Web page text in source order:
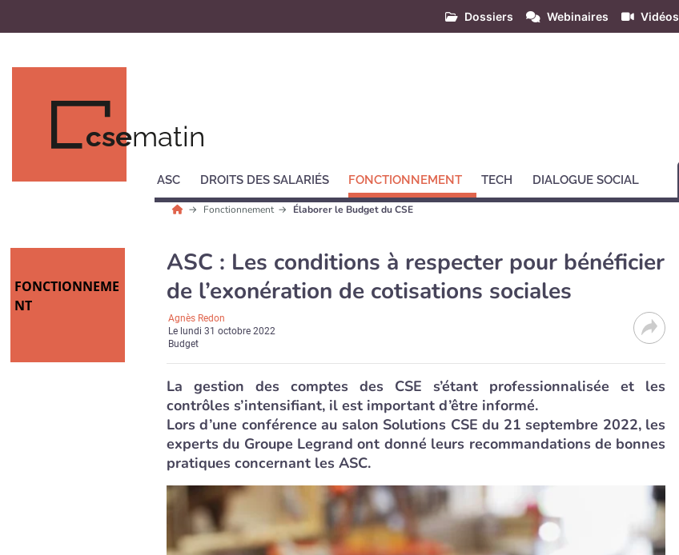
Dossiers Webinaires Vidéos
csematin
ASC DROITS DES SALARIÉS FONCTIONNEMENT TECH DIALOGUE SOCIAL
Fonctionnement Élaborer le Budget du CSE
FONCTIONNEME
NT
ASC : Les conditions à respecter pour bénéficier
de l’exonération de cotisations sociales
Agnès Redon
Le lundi 31 octobre 2022
Budget
La gestion des comptes des CSE s’étant professionnalisée et les
contrôles s’intensifiant, il est important d’être informé.
Lors d’une conférence au salon Solutions CSE du 21 septembre 2022, les
experts du Groupe Legrand ont donné leurs recommandations de bonnes
pratiques concernant les ASC.